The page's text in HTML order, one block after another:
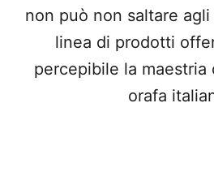
non può non saltare
linea di prodotti
percepibile la maestria
orafa